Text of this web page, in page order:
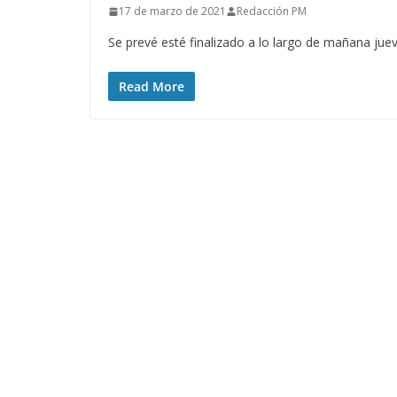
17 de marzo de 2021 Redacción PM
Se prevé esté finalizado a lo largo de mañana
Read More